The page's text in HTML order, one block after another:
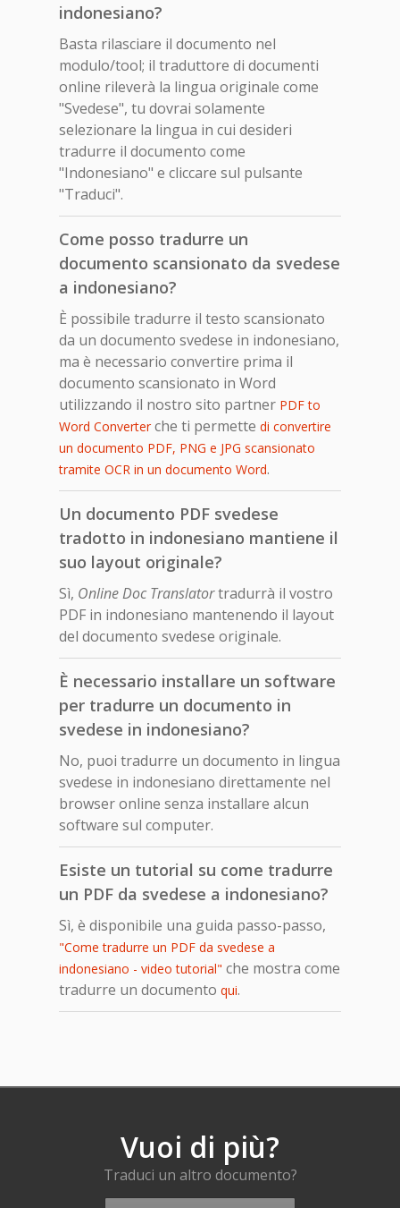
indonesiano?
Basta rilasciare il documento nel
modulo/tool; il traduttore di documenti
online rileverà la lingua originale come
"Svedese", tu dovrai solamente
selezionare la lingua in cui desideri
tradurre il documento come
"Indonesiano" e cliccare sul pulsante
"Traduci".
Come posso tradurre un
documento scansionato da svedese
a indonesiano?
È possibile tradurre il testo scansionato
da un documento svedese in indonesiano,
ma è necessario convertire prima il
documento scansionato in Word
utilizzando il nostro sito partner PDF to
Word Converterche ti permette di convertire
un documento PDF, PNG e JPG scansionato
tramite OCR in un documento Word.
Un documento PDF svedese
tradotto in indonesiano mantiene il
suo layout originale?
Sì, Online Doc Translatortradurrà il vostro
PDF in indonesiano mantenendo il layout
del documento svedese originale.
È necessario installare un software
per tradurre un documento in
svedese in indonesiano?
No, puoi tradurre un documento in lingua
svedese in indonesiano direttamente nel
browser online senza installare alcun
software sul computer.
Esiste un tutorial su come tradurre
un PDF da svedese a indonesiano?
Sì, è disponibile una guida passo-passo,
"Come tradurre un PDF da svedese a
indonesiano - video tutorial" che mostra come
tradurre un documento qui.
Vuoi di più?
Traduci un altro documento?